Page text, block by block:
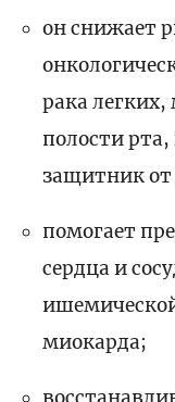
он снижает
рака
полости рта,
защитник от
помогает
сердца и
миокарда;